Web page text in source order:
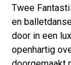
Twee
en
door in een
openhartig